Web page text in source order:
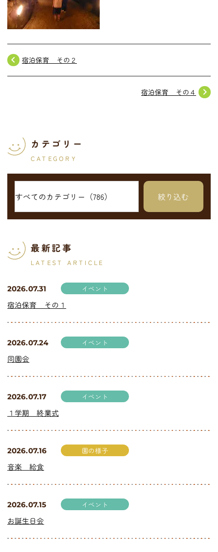
navigate_before 宿泊保育 その２
navigate_next
宿泊保育 その４
カテゴリー
CATEGORY
最新記事
LATEST ARTICLE
2026.07.31 イベント
宿泊保育 その１
2026.07.24 イベント
同園会
2026.07.17 イベント
１学期 終業式
2026.07.16 園の様子
音楽 給食
2026.07.15 イベント
お誕生日会